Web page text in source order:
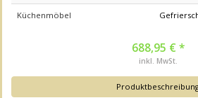
Küchenmöbel
688,95 € *
inkl. MwSt.